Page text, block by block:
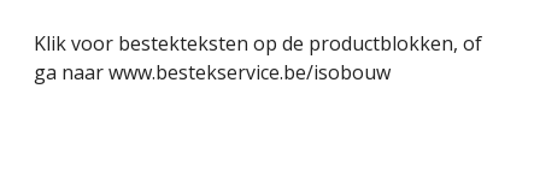
Klik voor bestekteksten op de productblokken, of
ga naar www.bestekservice.be/isobouw